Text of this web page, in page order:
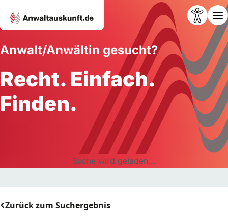
Anwalt/Anwältin gesucht?
Recht. Einfach.
Finden.
Suche wird geladen...
Zurück zum Suchergebnis